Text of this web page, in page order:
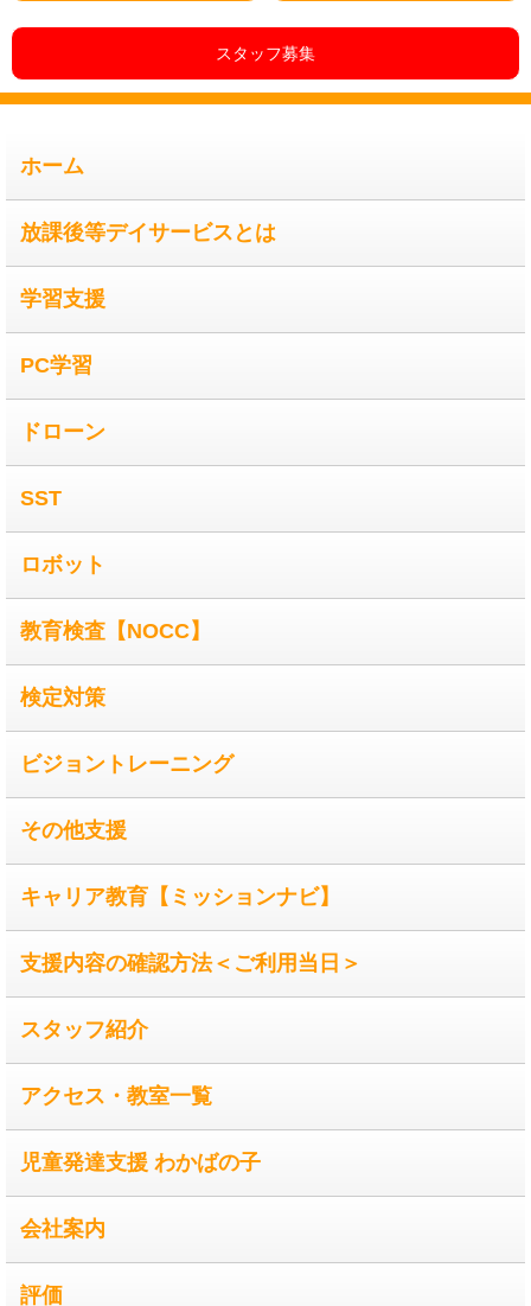
スタッフ募集
ホーム
放課後等デイサービスとは
学習支援
PC学習
ドローン
SST
ロボット
教育検査【NOCC】
検定対策
ビジョントレーニング
その他支援
キャリア教育【ミッションナビ】
支援内容の確認方法＜ご利用当日＞
スタッフ紹介
アクセス・教室一覧
児童発達支援 わかばの子
会社案内
評価